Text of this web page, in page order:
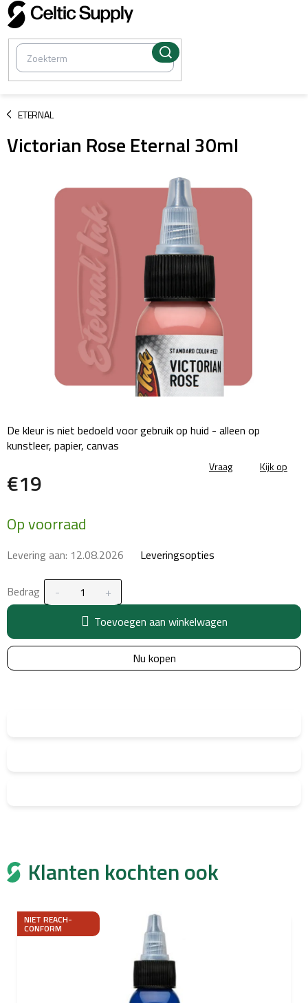
Overslaan
naar
inhoud
ETERNAL
/
Victorian Rose Eternal 30ml
€19
prijs:
Op voorraad
Levering aan: 12.08.2026 Leveringsopties
Bedrag
Toevoegen aan winkelwagen
Nu kopen
De kleur is niet bedoeld voor gebruik op huid - alleen op
kunstleer, papier, canvas
Vraag Kijk op
Klanten kochten ook
NIET REACH-
CONFORM